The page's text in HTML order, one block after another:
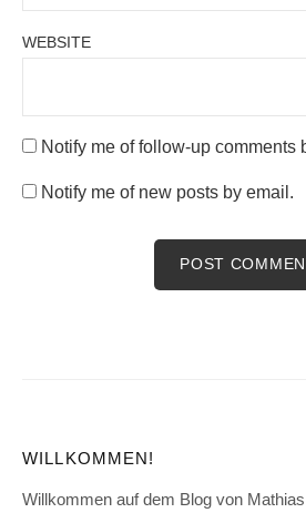
WEBSITE
Notify me of follow-up comments
Notify me of new posts by email.
WILLKOMMEN!
Willkommen auf dem Blog von